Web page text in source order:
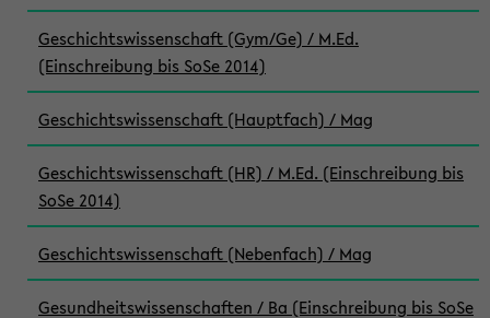
Geschichtswissenschaft (Gym/Ge) / M.Ed.
(Einschreibung bis SoSe 2014)
Geschichtswissenschaft (Hauptfach) / Mag
Geschichtswissenschaft (HR) / M.Ed. (Einschreibung bis
SoSe 2014)
Geschichtswissenschaft (Nebenfach) / Mag
Gesundheitswissenschaften / Ba (Einschreibung bis SoSe